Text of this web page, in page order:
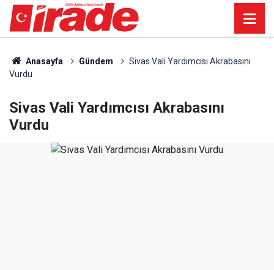
Anasayfa Gündem
Sivas Vali Yardımcısı Akrabasını
Vurdu
Sivas Vali Yardımcısı Akrabasını
Vurdu